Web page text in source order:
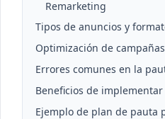
Remarketing
Tipos de anuncios y
Optimización de
Errores comunes en la
Beneficios de
Ejemplo de plan de pauta